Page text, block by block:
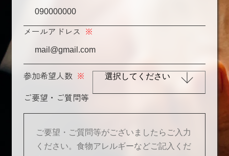
メールアドレス ※
参加希望人数 ※
ご要望・ご質問等